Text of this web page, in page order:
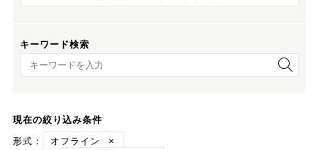
キーワード検索
キーワード検索
現在の絞り込み条件
形式：
オフライン
×